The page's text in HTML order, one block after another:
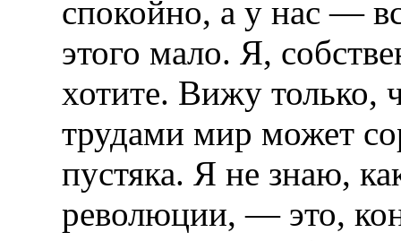
спокойно, а у нас —
этого мало. Я,
хотите. Вижу только,
трудами мир может
пустяка. Я не знаю,
революции, — это,